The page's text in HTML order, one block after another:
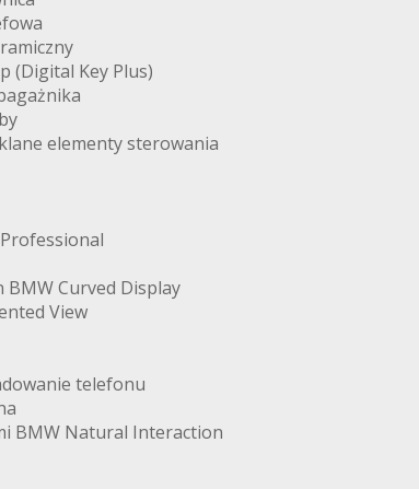
(Digital Key Plus)
elementy sterowania
Curved Display
View
telefonu
BMW Natural Interaction